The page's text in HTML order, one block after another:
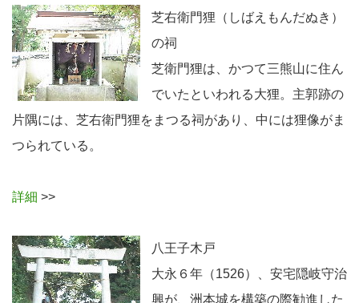
芝右衛門狸（しばえもんだぬき）
の祠
芝衛門狸は、かつて三熊山に住ん
でいたといわれる大狸。主郭跡の
片隅には、芝右衛門狸をまつる祠があり、中には狸像がま
つられている。
詳細 >>
八王子木戸
大永６年（1526）、安宅隠岐守治
興が、洲本城を構築の際勧進した